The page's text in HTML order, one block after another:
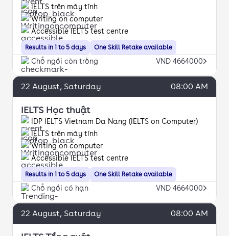
Results in 1 to 5 days
IELTS trên máy tính
Writing on computer
One Skill Retake available
Accessible IELTS test centre
Chỗ ngồi còn trống VND 4664000
22 August, Saturday 08:00 AM
IELTS Học thuật
IDP IELTS Vietnam Da Nang (IELTS on Computer)
Results in 1 to 5 days
IELTS trên máy tính
Writing on computer
One Skill Retake available
Accessible IELTS test centre
Chỗ ngồi có hạn VND 4664000
22 August, Saturday 08:00 AM